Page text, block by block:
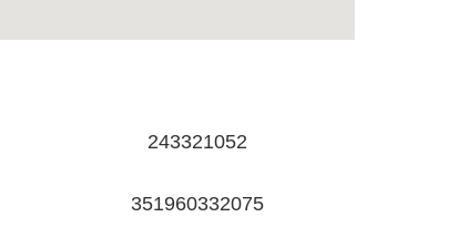
243321052
351960332075